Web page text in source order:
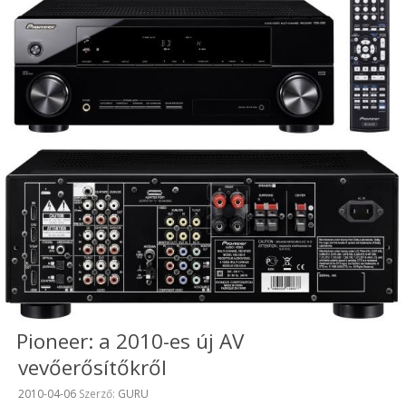
Pioneer: a 2010-es új AV
vevőerősítőkről
Beküldve:
2010-04-06 Szerző: GURU